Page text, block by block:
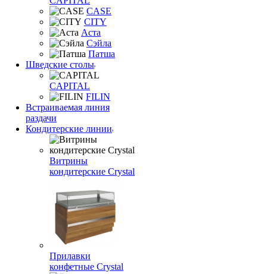
CASE
CITY
Аста
Сэйла
Патша
Шведские столы
CAPITAL
FILIN
Встраиваемая линия
раздачи
Кондитерские линии
Витрины
кондитерские Crystal
Прилавки
конфетные Crystal